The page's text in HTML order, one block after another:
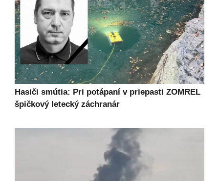
Hasiči smútia: Pri potápaní v priepasti ZOMREL
špičkový letecký záchranár